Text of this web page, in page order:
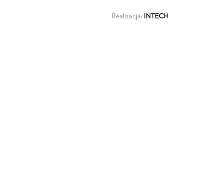
Realizacja: INTECH